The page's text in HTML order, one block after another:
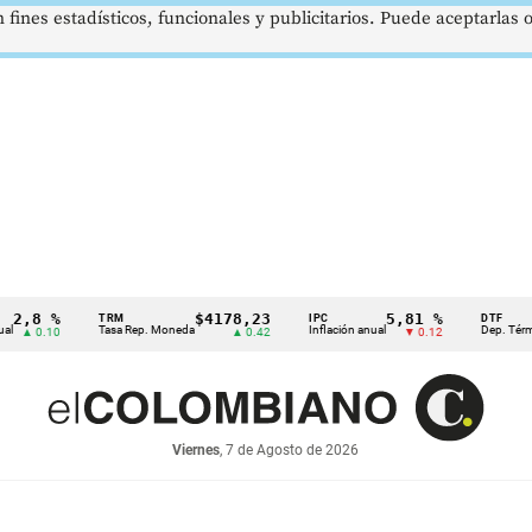
%
Tasa Rep. Moneda
$4178,23
▲ 0.42 Inflación anual
5,81 %
▼ 0.12 Dep. Término
Viernes, 7 de Agosto de 2026
estadísticos, funcionales y publicitarios. Puede aceptarlas